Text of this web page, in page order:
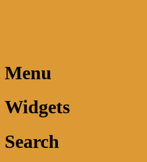
Menu
Widgets
Search